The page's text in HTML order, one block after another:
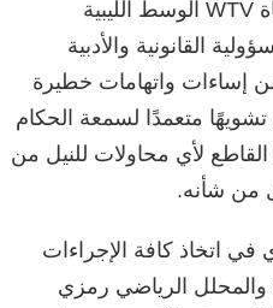
وأكدت لجنة الحكام تحميل قناة WTV الوسط الليبية
القانونية والأدبية
إساءات واتهامات خطيرة
متعمدًا لسمعة الحكام
لأي محاولات للنيل من
من شأنه.
في اتخاذ كافة الإجراءات
والمحلل الرياضي رمزي